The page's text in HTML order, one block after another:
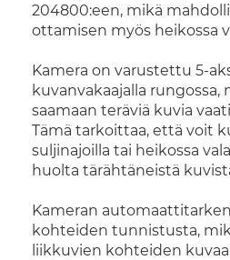
204800:een, mikä
ottamisen myös heikossa
Kamera on varustettu 5-
kuvanvakaajalla rungossa,
saamaan teräviä kuvia
Tämä tarkoittaa, että voit
suljinajoilla tai heikossa
huolta tärähtäneistä
Kameran
kohteiden tunnistusta,
liikkuvien kohteiden